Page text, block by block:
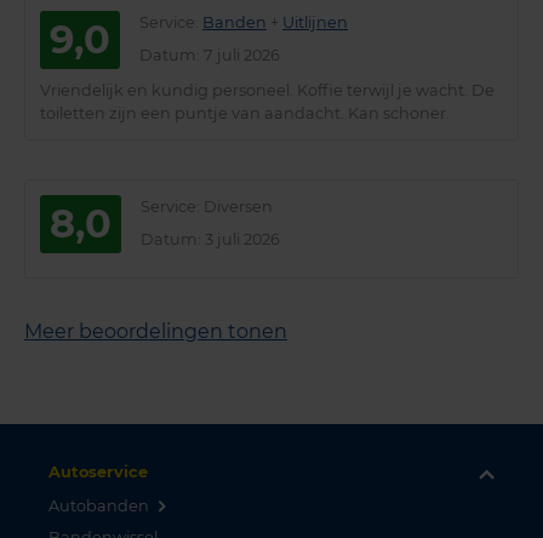
9,0 Service Banden + Uitlijnen
Datum : 7 juli 2026
Vriendelijk en kundig personeel. Koffie terwijl je wacht. De
toiletten zijn een puntje van aandacht. Kan schoner.
8,0 Service : Diversen
Datum : 3 juli 2026
Meer beoordelingen tonen
Autoservice
Autobanden